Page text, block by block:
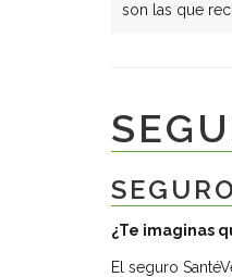
son las que
¿Te imaginas
El seguro